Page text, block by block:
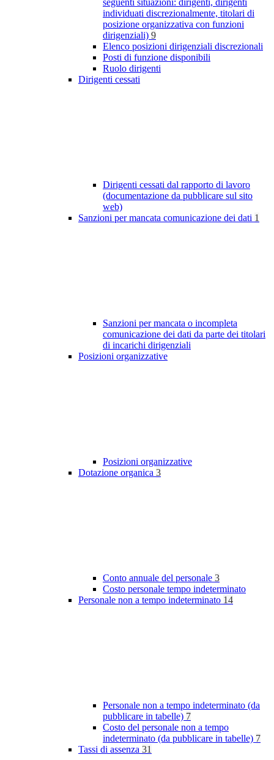
seguenti situazioni: dirigenti, dirigenti
individuati discrezionalmente, titolari di
posizione organizzativa con funzioni
dirigenziali) 9
Elenco posizioni dirigenziali discrezionali
Posti di funzione disponibili
Ruolo dirigenti
Dirigenti cessati
Dirigenti cessati dal rapporto di lavoro
(documentazione da pubblicare sul sito
web)
Sanzioni per mancata comunicazione dei dati 1
Sanzioni per mancata o incompleta
comunicazione dei dati da parte dei titolari
di incarichi dirigenziali
Posizioni organizzative
Posizioni organizzative
Dotazione organica 3
Conto annuale del personale 3
Costo personale tempo indeterminato
Personale non a tempo indeterminato 14
Personale non a tempo indeterminato (da
pubblicare in tabelle) 7
Costo del personale non a tempo
indeterminato (da pubblicare in tabelle) 7
Tassi di assenza 31